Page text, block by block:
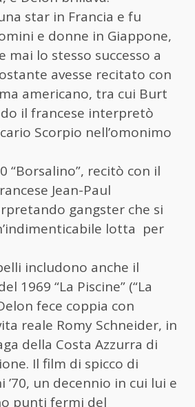
star in Francia e fu
e donne in Giappone,
lo stesso successo a
avesse recitato con
americano, tra cui Burt
il francese interpretò
Scorpio nell’omonimo
“Borsalino”, recitò con il
Jean-Paul
gangster che si
lotta per
includono anche il
1969 “La Piscine” (“La
fece coppia con
reale Romy Schneider, in
della Costa Azzurra di
Il film di spicco di
’70, un decennio in cui lui e
punti fermi del